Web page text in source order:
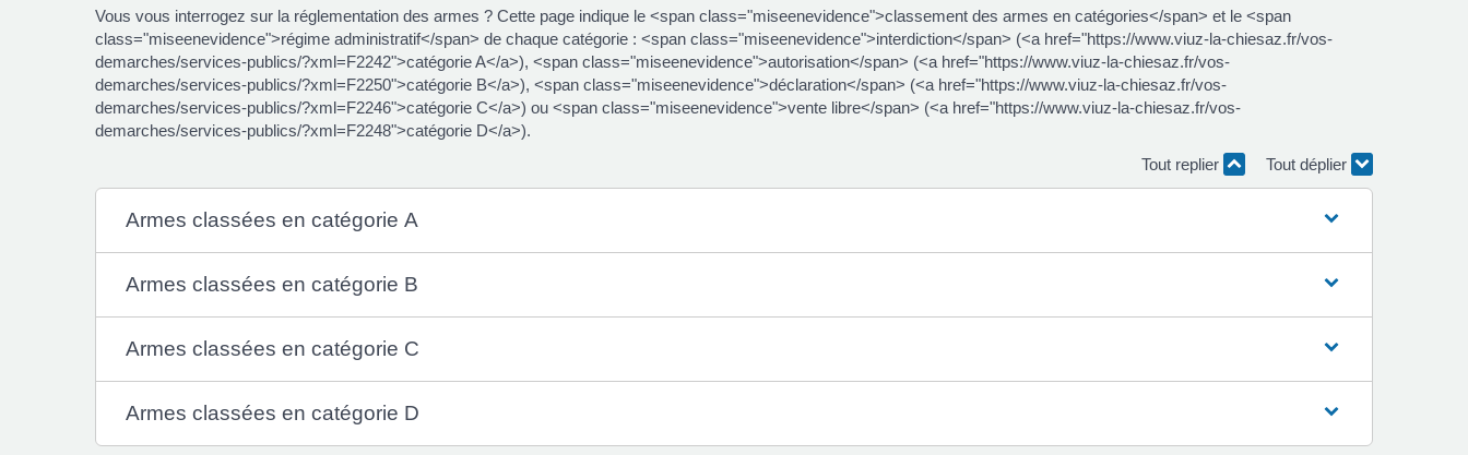
Vous vous interrogez sur la réglementation des armes ? Cette page indique le <span class="miseenevidence">classement des armes en catégories</span> et le <span
class="miseenevidence">régime administratif</span> de chaque catégorie : <span class="miseenevidence">interdiction</span> (<a href="https://www.viuz-la-chiesaz.fr/vos-
demarches/services-publics/?xml=F2242">catégorie A</a>), <span class="miseenevidence">autorisation</span> (<a href="https://www.viuz-la-chiesaz.fr/vos-
demarches/services-publics/?xml=F2250">catégorie B</a>), <span class="miseenevidence">déclaration</span> (<a href="https://www.viuz-la-chiesaz.fr/vos-
demarches/services-publics/?xml=F2246">catégorie C</a>) ou <span class="miseenevidence">vente libre</span> (<a href="https://www.viuz-la-chiesaz.fr/vos-
demarches/services-publics/?xml=F2248">catégorie D</a>).
Tout replier
Tout déplier
Armes classées en catégorie A
Armes classées en catégorie B
Armes classées en catégorie C
Armes classées en catégorie D